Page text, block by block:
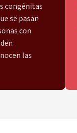
congénitas
se pasan
con
las